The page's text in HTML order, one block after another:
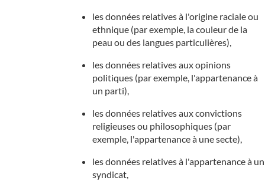
les données relatives à l'origine raciale ou
ethnique (par exemple, la couleur de la
peau ou des langues particulières),
les données relatives aux opinions
politiques (par exemple, l'appartenance à
un parti),
les données relatives aux convictions
religieuses ou philosophiques (par
exemple, l'appartenance à une secte),
les données relatives à l'appartenance à un
syndicat,